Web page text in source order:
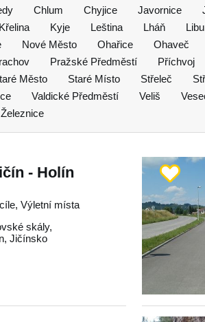
Chlum Chyjice Javornice
Křelina Kyje Leština Lháň
Nové Město Ohařice Ohaveč
Pražské Předměstí Příchvoj
Město Staré Místo Střeleč
Valdické Předměstí Veliš
Železnice
- Holín
Výletní místa
skály,
,Jičínsko